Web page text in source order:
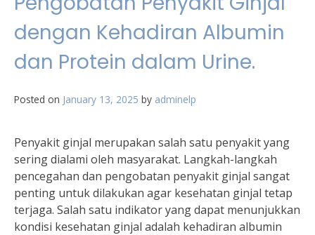
dengan Kehadiran Albumin
dan Protein dalam Urine.
Posted on January 13, 2025 by adminelp
Penyakit ginjal merupakan salah satu penyakit yang
sering dialami oleh masyarakat. Langkah-langkah
pencegahan dan pengobatan penyakit ginjal sangat
penting untuk dilakukan agar kesehatan ginjal tetap
terjaga. Salah satu indikator yang dapat menunjukkan
kondisi kesehatan ginjal adalah kehadiran albumin